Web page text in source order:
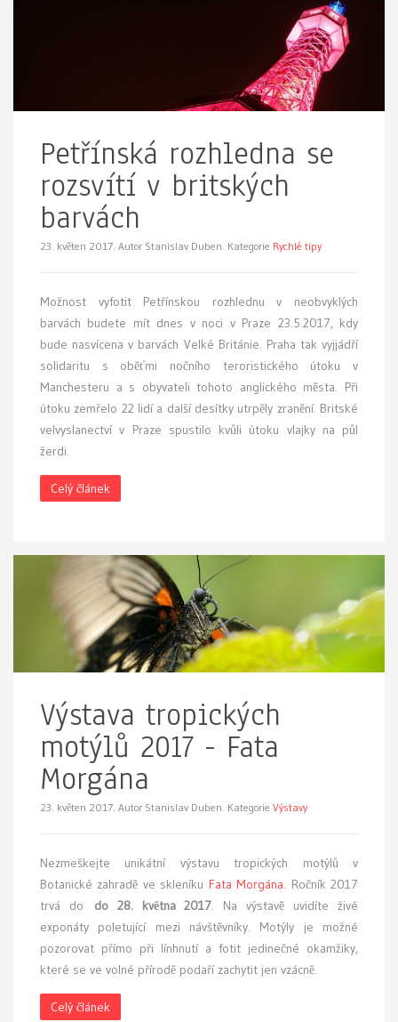
Petřínská rozhledna se
rozsvítí v britských
barvách
23. květen 2017. Autor Stanislav Duben. Kategorie Rychlé tipy
Možnost vyfotit Petřínskou rozhlednu v neobvyklých
barvách budete mít dnes v noci v Praze 23.5.2017, kdy
bude nasvícena v barvách Velké Británie. Praha tak vyjjádří
solidaritu s oběťmi nočního teroristického útoku v
Manchesteru a s obyvateli tohoto anglického města. Při
útoku zemřelo 22 lidí a další desítky utrpěly zranění. Britské
velvyslanectví v Praze spustilo kvůli útoku vlajky na půl
žerdi.
Celý článek
Výstava tropických
motýlů 2017 - Fata
Morgána
23. květen 2017. Autor Stanislav Duben. Kategorie Výstavy
Nezmeškejte unikátní výstavu tropických motýlů v
Botanické zahradě ve skleníku Fata Morgána. Ročník 2017
trvá do do 28. května 2017. Na výstavě uvidíte živé
exponáty poletující mezi návštěvníky. Motýly je možné
pozorovat přímo při línhnutí a fotit jedinečné okamžiky,
které se ve volné přírodě podaří zachytit jen vzácně.
Celý článek